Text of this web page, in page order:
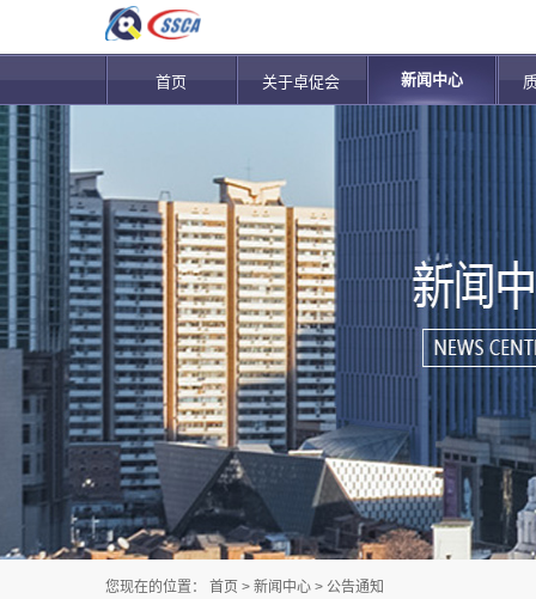
首页 关于卓促会 新闻中心
您现在的位置： 首页 > 新闻中心 > 公告通知